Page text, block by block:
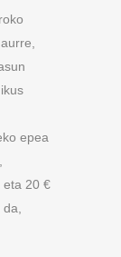
epea
eta 20 €
da,